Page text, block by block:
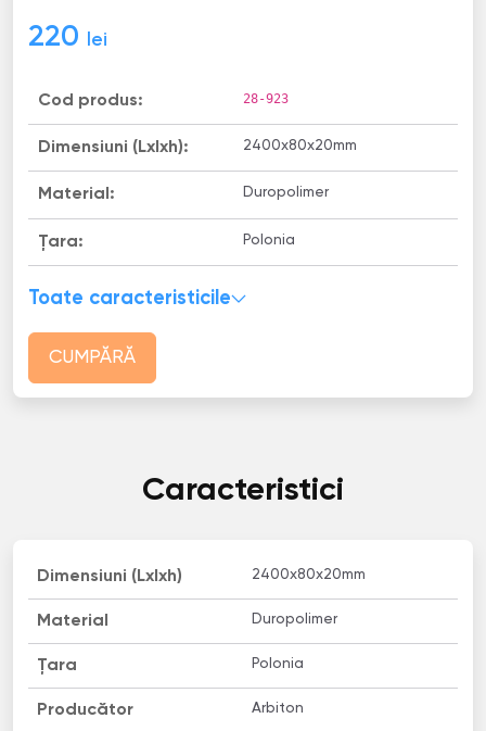
220 lei
Cod produs: 28-923
Dimensiuni (Lxlxh): 2400х80х20mm
Material: Duropolimer
Țara: Polonia
Toate caracteristicile
CUMPĂRĂ
Caracteristici
Dimensiuni (Lxlxh) 2400х80х20mm
Material Duropolimer
Țara Polonia
Producător Arbiton